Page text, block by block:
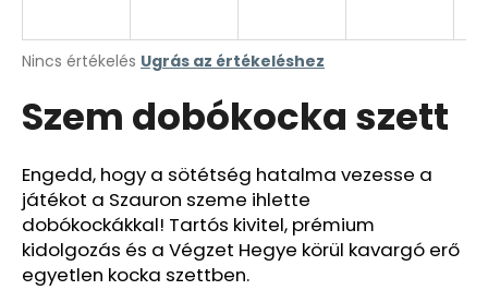
A
átlagos
értékelése
ből
0,0
csillag.
Nincs értékelés Ugrás az értékeléshez
Szem dobókocka szett
Engedd, hogy a sötétség hatalma vezesse a
játékot a Szauron szeme ihlette
dobókockákkal! Tartós kivitel, prémium
kidolgozás és a Végzet Hegye körül kavargó erő
egyetlen kocka szettben.